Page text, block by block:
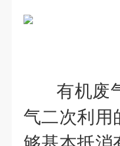
有机废
气二次利用